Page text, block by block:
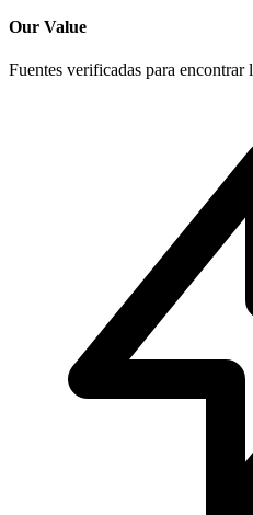
Our Value
Fuentes verificadas para encontrar